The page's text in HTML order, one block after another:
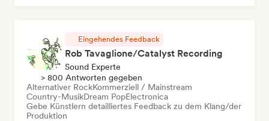
Eingehendes Feedback
Rob Tavaglione/Catalyst Recording
Sound Experte
> 800 Antworten gegeben
Alternativer RockKommerziell / Mainstream
Country-MusikDream PopElectronica
Gebe Künstlern detailliertes Feedback zu dem Klang/der
Produktion